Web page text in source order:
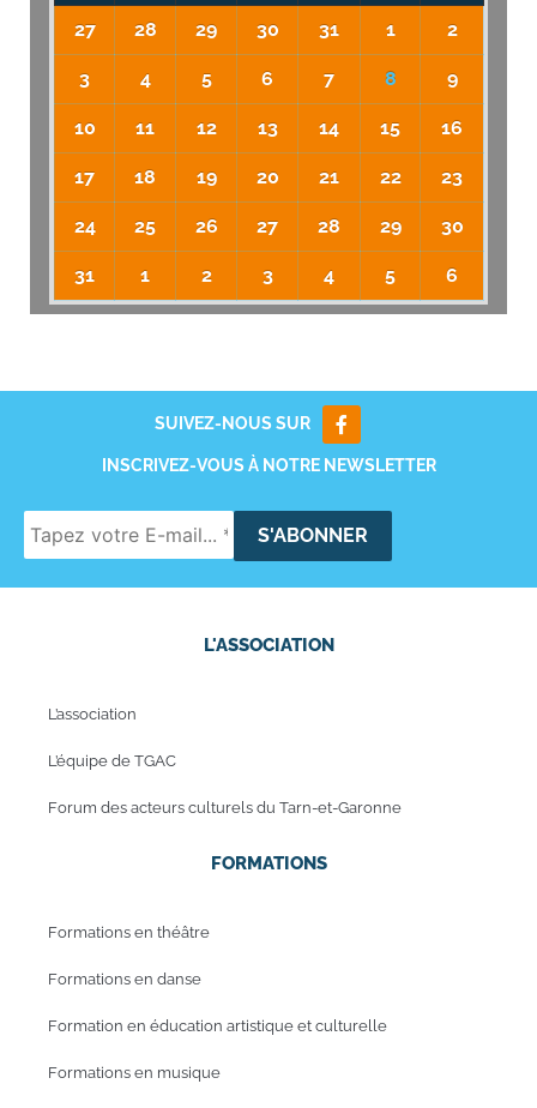
27
28 29 30 31 1 2
3 4 5 6 7 8 9
10 11 12 13 14 15 16
17 18 19 20 21 22 23
24 25 26 27 28 29 30
31 1 2 3 4 5 6
SUIVEZ-NOUS SUR
INSCRIVEZ-VOUS À NOTRE NEWSLETTER
L'ASSOCIATION
L’association
L’équipe de TGAC
Forum des acteurs culturels du Tarn-et-Garonne
FORMATIONS
Formations en théâtre
Formations en danse
Formation en éducation artistique et culturelle
Formations en musique